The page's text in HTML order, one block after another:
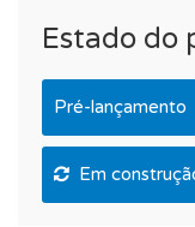
Estado do
Pré-lançamento
Em